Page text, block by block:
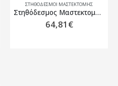
ΣΤΗΘΌΔΕΣΜΟΙ ΜΑΣΤΕΚΤΟΜΉΣ
Στηθόδεσμος Μαστεκτομής Amoena Mona SB Μαύρο
64,81 €